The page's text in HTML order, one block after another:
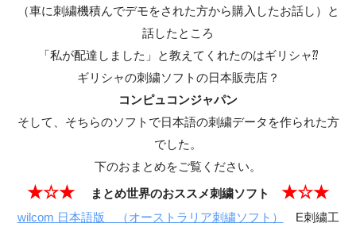
（車に刺繍機積んでデモをされた方から購入したお話し）と
話したところ
「私が配達しました」と教えてくれたのはギリシャ⁇
ギリシャの刺繍ソフトの日本販売店？
コンピュコンジャパン
そして、 そちらのソフトで日本語の刺繍データを作られた方
でした。
下のおまとめをご覧ください。
★☆★ まとめ️世界のおススメ刺繍ソフト ★☆★
wilcom 日本語版 （オーストラリア刺繍ソフト）
E刺繍工